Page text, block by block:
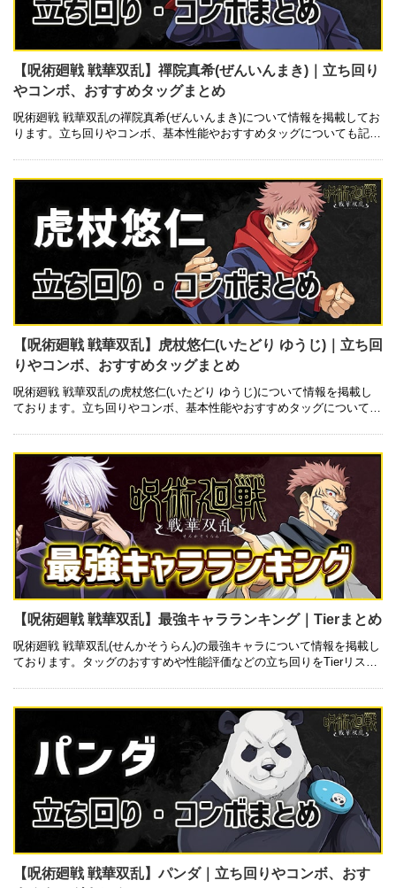
【呪術廻戦 戦華双乱】禪院真希(ぜんいんまき)｜立ち回り
やコンボ、おすすめタッグまとめ
呪術廻戦 戦華双乱の禪院真希(ぜんいんまき)について情報を掲載してお
ります。立ち回りやコンボ、基本性能やおすすめタッグについても記載
…
【呪術廻戦 戦華双乱】虎杖悠仁(いたどり ゆうじ)｜立ち回
りやコンボ、おすすめタッグまとめ
呪術廻戦 戦華双乱の虎杖悠仁(いたどり ゆうじ)について情報を掲載し
ております。立ち回りやコンボ、基本性能やおすすめタッグについても
…
【呪術廻戦 戦華双乱】最強キャラランキング｜Tierまとめ
呪術廻戦 戦華双乱(せんかそうらん)の最強キャラについて情報を掲載し
ております。タッグのおすすめや性能評価などの立ち回りをTierリスト
…
【呪術廻戦 戦華双乱】パンダ｜立ち回りやコンボ、おす